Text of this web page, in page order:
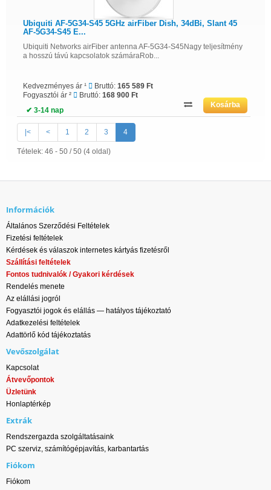
Ubiquiti AF-5G34-S45 5GHz airFiber Dish, 34dBi, Slant 45
AF-5G34-S45 E...
Ubiquiti Networks airFiber antenna AF-5G34-S45Nagy teljesítmény
a hosszú távú kapcsolatok számáraRob...
Kedvezményes ár ¹ Bruttó: 165 589 Ft
Fogyasztói ár ²
Bruttó: 168 900 Ft
✔ 3-14 nap
|< < 1 2 3 4
Tételek: 46 - 50 / 50 (4 oldal)
Információk
Általános Szerződési Feltételek
Fizetési feltételek
Kérdések és válaszok internetes kártyás fizetésről
Szállítási feltételek
Fontos tudnivalók / Gyakori kérdések
Rendelés menete
Az elállási jogról
Fogyasztói jogok és elállás — hatályos tájékoztató
Adatkezelési feltételek
Adattörlő kód tájékoztatás
Vevőszolgálat
Kapcsolat
Átvevőpontok
Üzletünk
Honlaptérkép
Extrák
Rendszergazda szolgáltatásaink
PC szerviz, számítógépjavítás, karbantartás
Fiókom
Fiókom